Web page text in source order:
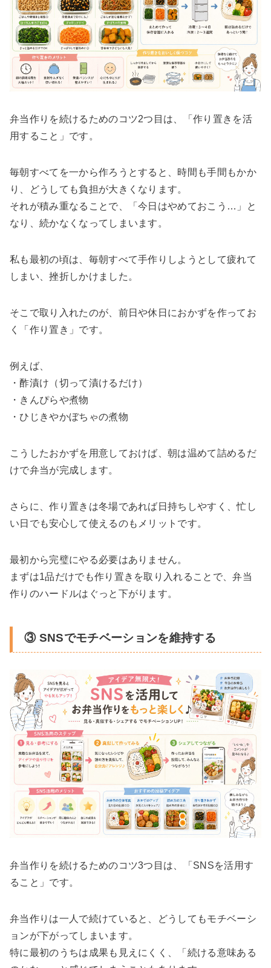
弁当作りを続けるためのコツ2つ目は、「作り置きを活
用すること」です。
毎朝すべてを一から作ろうとすると、時間も手間もかか
り、どうしても負担が大きくなります。
それが積み重なることで、「今日はやめておこう…」と
なり、続かなくなってしまいます。
私も最初の頃は、毎朝すべて手作りしようとして疲れて
しまい、挫折しかけました。
そこで取り入れたのが、前日や休日におかずを作ってお
く「作り置き」です。
例えば、
・酢漬け（切って漬けるだけ）
・きんぴらや煮物
・ひじきやかぼちゃの煮物
こうしたおかずを用意しておけば、朝は温めて詰めるだ
けで弁当が完成します。
さらに、作り置きは冬場であれば日持ちしやすく、忙し
い日でも安心して使えるのもメリットです。
最初から完璧にやる必要はありません。
まずは1品だけでも作り置きを取り入れることで、弁当
作りのハードルはぐっと下がります。
③ SNSでモチベーションを維持する
弁当作りを続けるためのコツ3つ目は、「SNSを活用す
ること」です。
弁当作りは一人で続けていると、どうしてもモチベーシ
ョンが下がってしまいます。
特に最初のうちは成果も見えにくく、「続ける意味ある